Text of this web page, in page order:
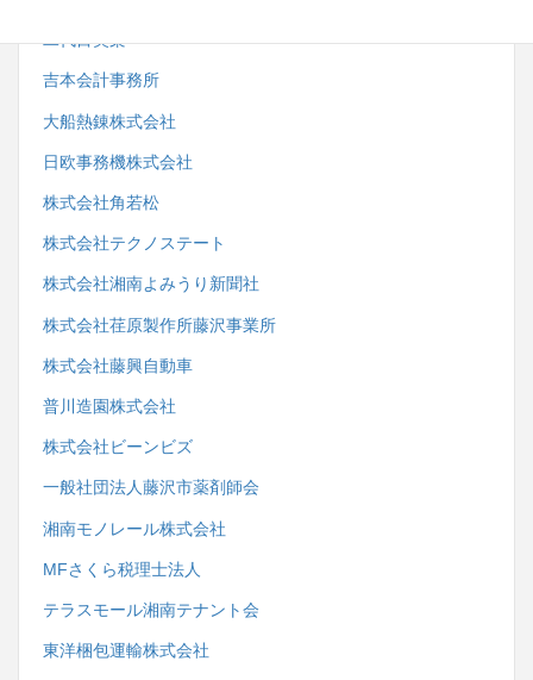
二代目笑楽
吉本会計事務所
大船熱錬株式会社
日欧事務機株式会社
株式会社角若松
株式会社テクノステート
株式会社湘南よみうり新聞社
株式会社荏原製作所藤沢事業所
株式会社藤興自動車
普川造園株式会社
株式会社ビーンビズ
一般社団法人藤沢市薬剤師会
湘南モノレール株式会社
MFさくら税理士法人
テラスモール湘南テナント会
東洋梱包運輸株式会社